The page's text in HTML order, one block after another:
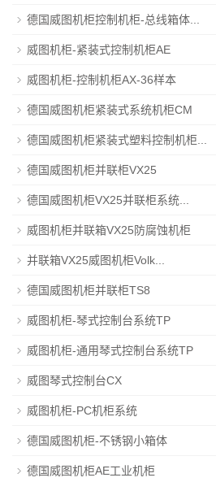
德国威图机柜控制机柜-总线箱体...
威图机柜-紧装式控制机柜AE
威图机柜-控制机柜AX-36样本
德国威图机柜紧装式系统机柜CM
德国威图机柜紧装式塑料控制机柜...
德国威图机柜并联柜VX25
德国威图机柜VX25并联柜系统...
威图机柜并联箱VX25防腐蚀机柜
并联箱VX25威图机柜Volk...
德国威图机柜并联柜TS8
威图机柜-琴式控制台系统TP
威图机柜-通用琴式控制台系统TP
威图琴式控制台CX
威图机柜-PC机柜系统
德国威图机柜-不锈钢小箱体
德国威图机柜AE工业机柜